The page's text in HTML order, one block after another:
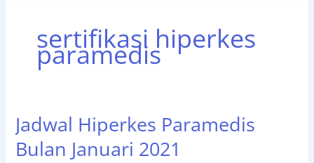
sertifikasi hiperkes
paramedis
Jadwal Hiperkes Paramedis
Bulan Januari 2021